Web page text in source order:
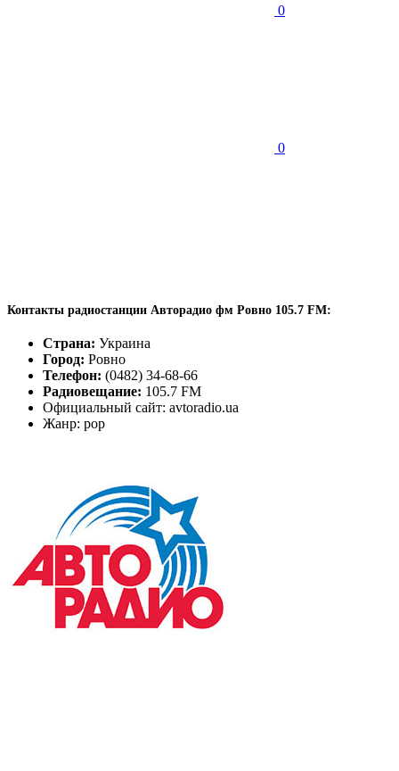
0
0
Контакты радиостанции Авторадио фм Ровно 105.7 FM:
Страна: Украина
Город: Ровно
Телефон: (0482) 34-68-66
Радиовещание: 105.7 FM
Официальный сайт: avtoradio.ua
Жанр: pop